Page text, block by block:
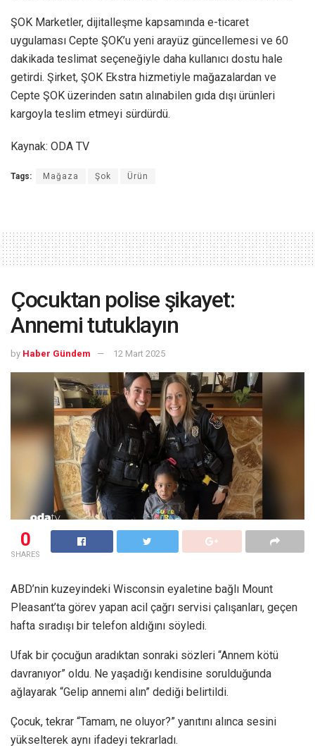
ŞOK Marketler, dijitalleşme kapsamında e-ticaret
uygulaması Cepte ŞOK’u yeni arayüz güncellemesi ve 60
dakikada teslimat seçeneğiyle daha kullanıcı dostu hale
getirdi. Şirket, ŞOK Ekstra hizmetiyle mağazalardan ve
Cepte ŞOK üzerinden satın alınabilen gıda dışı ürünleri
kargoyla teslim etmeyi sürdürdü.
Kaynak: ODA TV
Tags: Mağaza Şok Ürün
Çocuktan polise şikayet:
Annemi tutuklayın
by Haber Gündem 12 Mart 2025
0
SHARES
ABD’nin kuzeyindeki Wisconsin eyaletine bağlı Mount
Pleasant’ta görev yapan acil çağrı servisi çalışanları, geçen
hafta sıradışı bir telefon aldığını söyledi.
Ufak bir çocuğun aradıktan sonraki sözleri “Annem kötü
davranıyor” oldu. Ne yaşadığı kendisine sorulduğunda
ağlayarak “Gelip annemi alın” dediği belirtildi.
Çocuk, tekrar “Tamam, ne oluyor?” yanıtını alınca sesini
yükselterek aynı ifadeyi tekrarladı.